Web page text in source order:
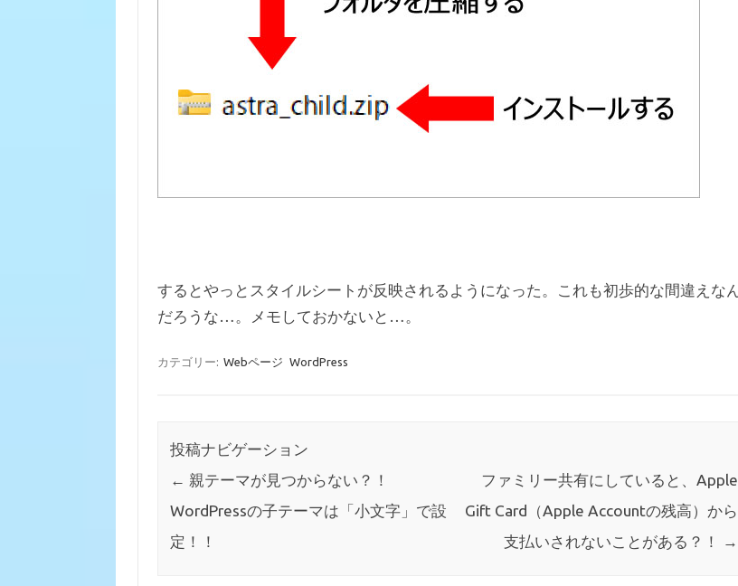
するとやっとスタイルシートが反映されるようになった。これも初歩的な間違えなん
だろうな…。メモしておかないと…。
カテゴリー: Webページ WordPress
投稿ナビゲーション
← 親テーマが見つからない？！
WordPressの子テーマは「小文字」で設
定！！
ファミリー共有にしていると、Apple
Gift Card（Apple Accountの残高）から
支払いされないことがある？！
→